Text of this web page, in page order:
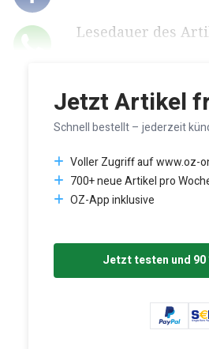
Lesedauer des
Jetzt Artikel
Schnell bestellt – jederzeit
Voller Zugriff auf www.oz-
700+ neue Artikel pro
OZ-App inklusive
Jetzt testen und 90